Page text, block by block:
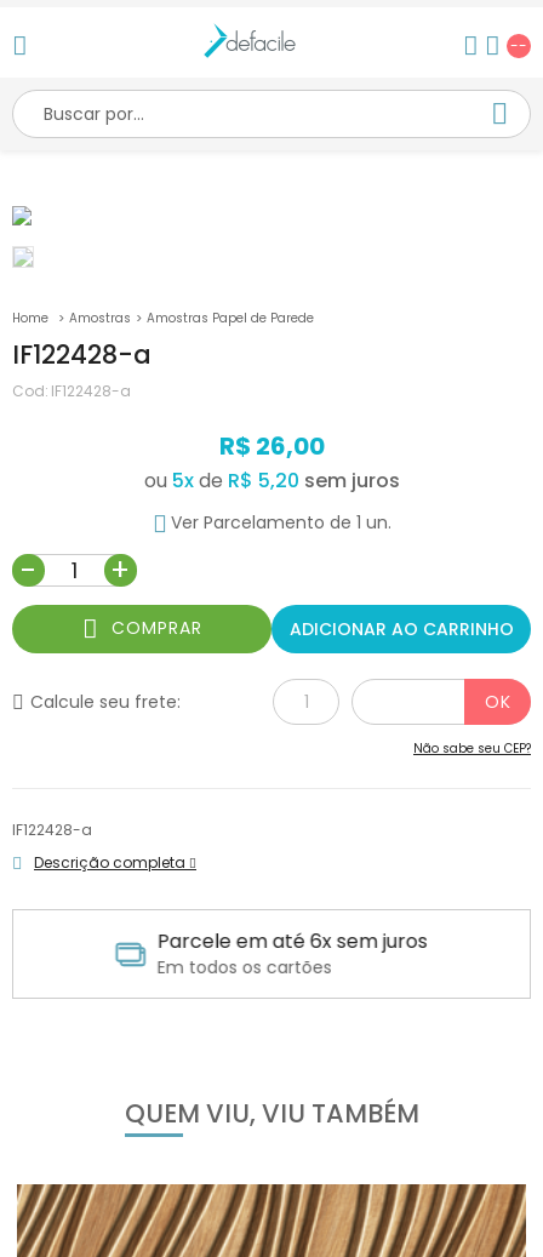
--
Amostras Amostras Papel de Parede
IF122428-a
Cod: IF122428-a
R$ 26,00
ou 5xde R$ 5,20
Ver Parcelamento de 1 un.
- +
COMPRAR ADICIONAR AO CARRINHO
Calcule seu frete:
Não sabe seu CEP?
IF122428-a
Descrição completa
Parcele em até 6x sem juros
Em todos os cartões
QUEM VIU, VIU TAMBÉM